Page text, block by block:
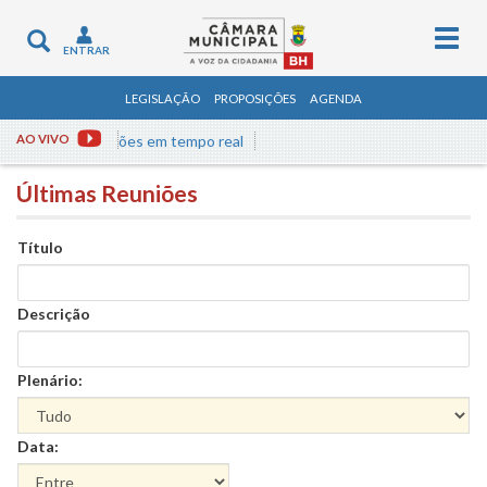
Toggle
navigation
ENTRAR
LEGISLAÇÃO PROPOSIÇÕES AGENDA
AO VIVO
às reuniões em tempo real
Últimas Reuniões
Título
Descrição
Plenário:
Data: